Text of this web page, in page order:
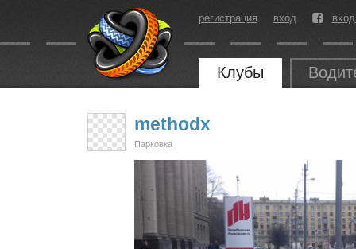
регистрация вход
Клубы
methodx
Парковка